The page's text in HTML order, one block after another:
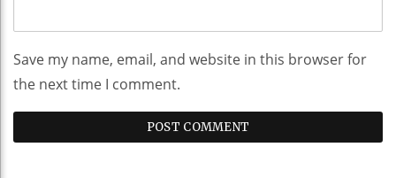
Save my name, email, and website in this browser for
the next time I comment.